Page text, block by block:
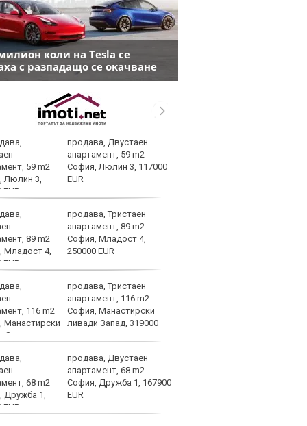
коли на Tesla се
с разпадащо се окачване
продава, Двустаен
апартамент, 59 m2
София, Люлин 3, 117000
EUR
продава, Тристаен
апартамент, 89 m2
София, Младост 4,
250000 EUR
продава, Тристаен
апартамент, 116 m2
София, Манастирски
ливади Запад, 319000
продава, Двустаен
апартамент, 68 m2
София, Дружба 1, 167900
EUR